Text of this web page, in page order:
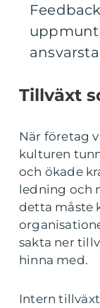
Tillväxt
När företag
kulturen
och ökade
ledning och
detta måste
sakta ner
hinna med.
Intern